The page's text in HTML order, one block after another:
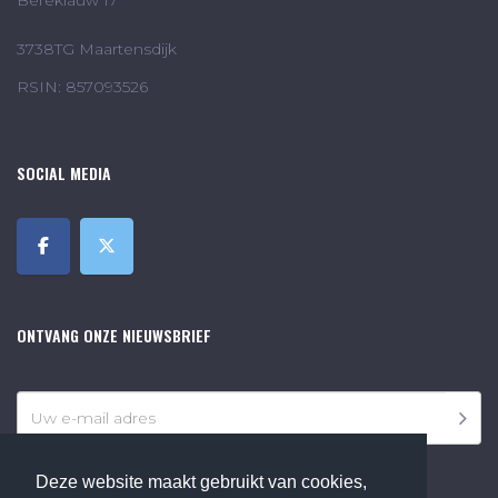
Deze website maakt gebruikt van cookies,
3738TG Maartensdijk
RSIN: 857093526
SOCIAL MEDIA
ONTVANG ONZE NIEUWSBRIEF